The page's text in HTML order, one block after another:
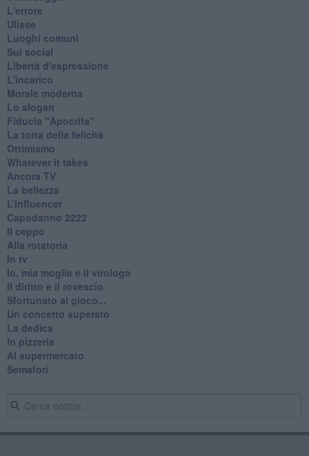
L'errore
Ulisse
Luoghi comuni
Sui social
Libertà d'espressione
L'incarico
Morale moderna
Lo slogan
Fiducia "Apocrifa"
La torta della felicità
Ottimismo
Whatever it takes
Ancora TV
La bellezza
L’Influencer
​Capodanno 2222
Il ceppo
Alla rotatoria
In tv
Io, mia moglie e il virologo
Il diritto e il rovescio
Sfortunato al gioco...
Un concetto superato
La dedica
In pizzeria
Al supermercato
Semafori